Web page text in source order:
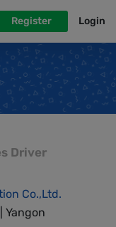
Register Login
Driver
Co.,Ltd.
Yangon